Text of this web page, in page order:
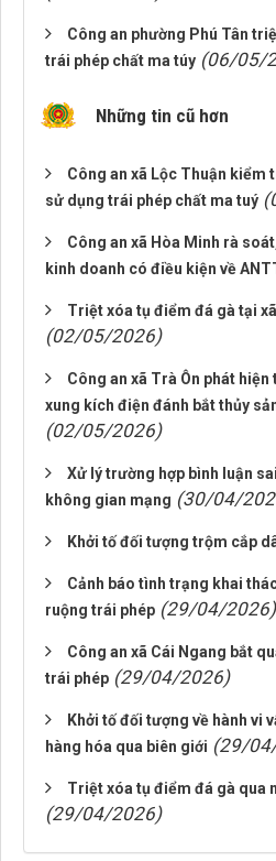
Công an phường Phú Tân
trái phép chất ma túy (06/05/
Những tin cũ hơn
Công an xã Lộc Thuận kiểm
sử dụng trái phép chất ma tuý
Công an xã Hòa Minh rà
kinh doanh có điều kiện về
Triệt xóa tụ điểm đá gà tại
(02/05/2026)
Công an xã Trà Ôn phát
xung kích điện đánh bắt thủy
(02/05/2026)
Xử lý trường hợp bình luận
không gian mạng (30/04/
Khởi tố đối tượng trộm cắp
Cảnh báo tình trạng khai
ruộng trái phép (29/04/2026)
Công an xã Cái Ngang bắt
trái phép (29/04/2026)
Khởi tố đối tượng về hành vi
hàng hóa qua biên giới (29/
Triệt xóa tụ điểm đá gà qua
(29/04/2026)